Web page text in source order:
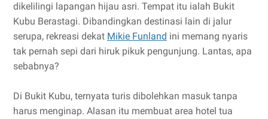
dikelilingi lapangan hijau asri. Tempat itu ialah Bukit
Kubu Berastagi. Dibandingkan destinasi lain di jalur
serupa, rekreasi dekat Mikie Funland ini memang nyaris
tak pernah sepi dari hiruk pikuk pengunjung. Lantas, apa
sebabnya?
Di Bukit Kubu, ternyata turis dibolehkan masuk tanpa
harus menginap. Alasan itu membuat area hotel tua